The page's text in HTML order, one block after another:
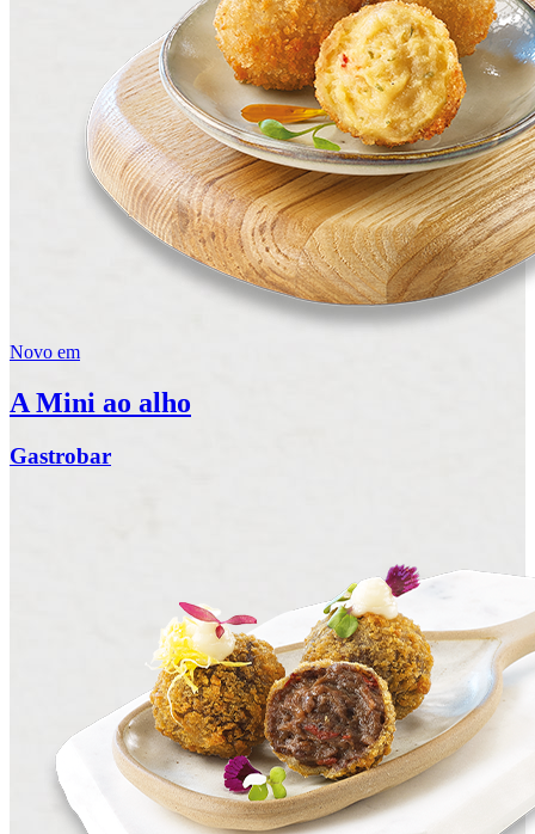
Novo em
A Mini ao alho
Gastrobar